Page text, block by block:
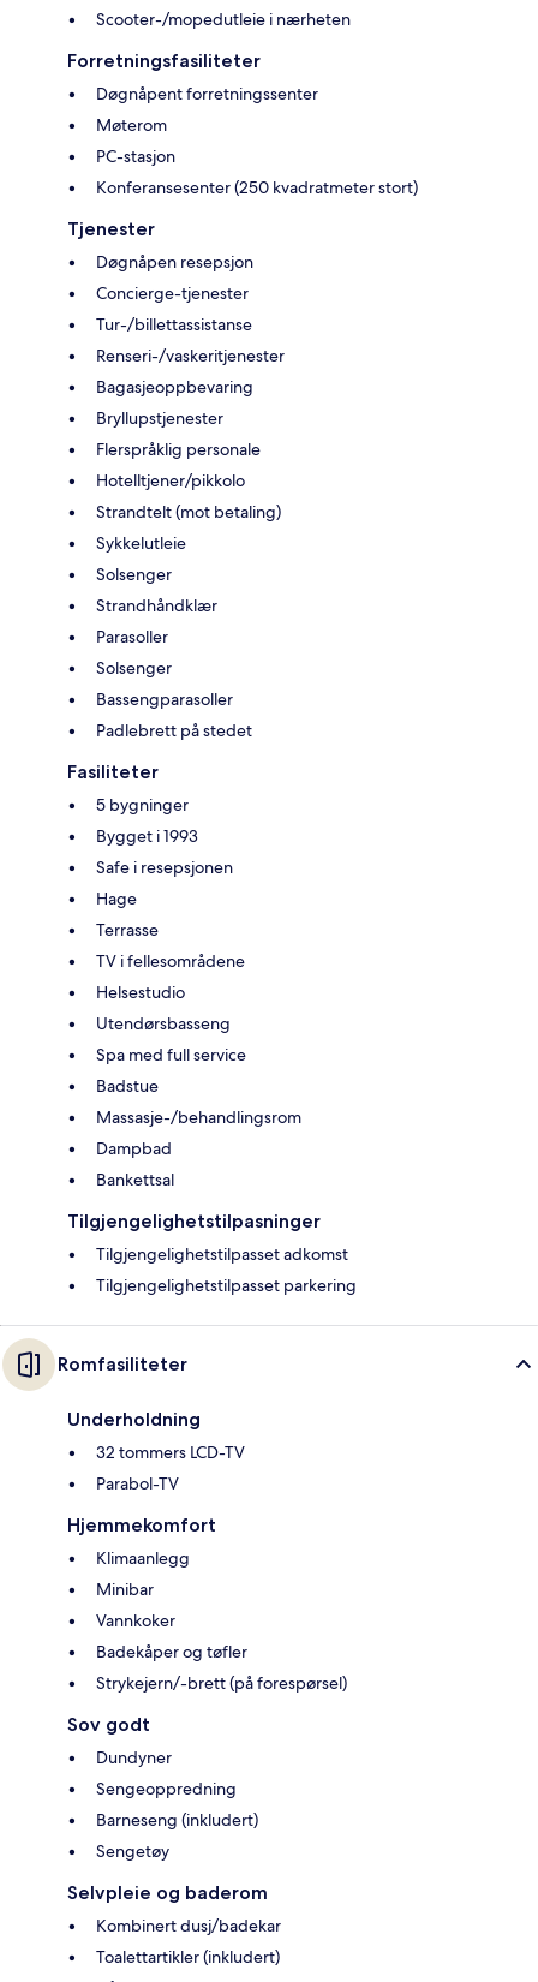
Scooter-/mopedutleie i nærheten
Forretningsfasiliteter
Døgnåpent forretningssenter
Møterom
PC-stasjon
Konferansesenter (250 kvadratmeter stort)
Tjenester
Døgnåpen resepsjon
Concierge-tjenester
Tur-/billettassistanse
Renseri-/vaskeritjenester
Bagasjeoppbevaring
Bryllupstjenester
Flerspråklig personale
Hotelltjener/pikkolo
Strandtelt (mot betaling)
Sykkelutleie
Solsenger
Strandhåndklær
Parasoller
Solsenger
Bassengparasoller
Padlebrett på stedet
Fasiliteter
5 bygninger
Bygget i 1993
Safe i resepsjonen
Hage
Terrasse
TV i fellesområdene
Helsestudio
Utendørsbasseng
Spa med full service
Badstue
Massasje-/behandlingsrom
Dampbad
Bankettsal
Tilgjengelighetstilpasninger
Tilgjengelighetstilpasset adkomst
Tilgjengelighetstilpasset parkering
Romfasiliteter
Underholdning
32 tommers LCD-TV
Parabol-TV
Hjemmekomfort
Klimaanlegg
Minibar
Vannkoker
Badekåper og tøfler
Strykejern/-brett (på forespørsel)
Sov godt
Dundyner
Sengeoppredning
Barneseng (inkludert)
Sengetøy
Selvpleie og baderom
Kombinert dusj/badekar
Toalettartikler (inkludert)